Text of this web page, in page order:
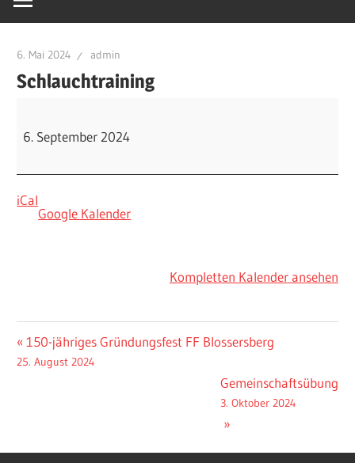
6. Mai 2024 admin
Schlauchtraining
6. September 2024
iCal
Google Kalender
Kompletten Kalender ansehen
150-jähriges Gründungsfest FF Blossersberg
25. August 2024
Gemeinschaftsübung
3. Oktober 2024